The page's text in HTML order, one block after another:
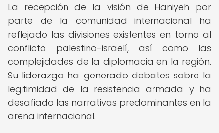
La recepción de la visión de Haniyeh por
parte de la comunidad internacional ha
reflejado las divisiones existentes en torno al
conflicto palestino-israelí, así como las
complejidades de la diplomacia en la región.
Su liderazgo ha generado debates sobre la
legitimidad de la resistencia armada y ha
desafiado las narrativas predominantes en la
arena internacional.